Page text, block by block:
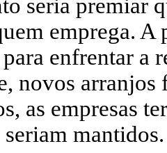
seria premiar
emprega.
enfrentar a
novos
as empresas
mantidos.